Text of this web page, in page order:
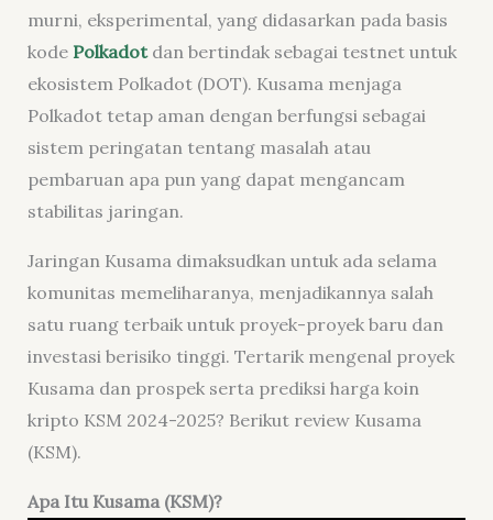
murni, eksperimental, yang didasarkan pada basis
kode Polkadotdan bertindak sebagai testnet untuk
ekosistem Polkadot (DOT). Kusama menjaga
Polkadot tetap aman dengan berfungsi sebagai
sistem peringatan tentang masalah atau
pembaruan apa pun yang dapat mengancam
stabilitas jaringan.
Jaringan Kusama dimaksudkan untuk ada selama
komunitas memeliharanya, menjadikannya salah
satu ruang terbaik untuk proyek-proyek baru dan
investasi berisiko tinggi. Tertarik mengenal proyek
Kusama dan prospek serta prediksi harga koin
kripto KSM 2024-2025? Berikut reviewKusama
(KSM).
Apa Itu Kusama (KSM)?